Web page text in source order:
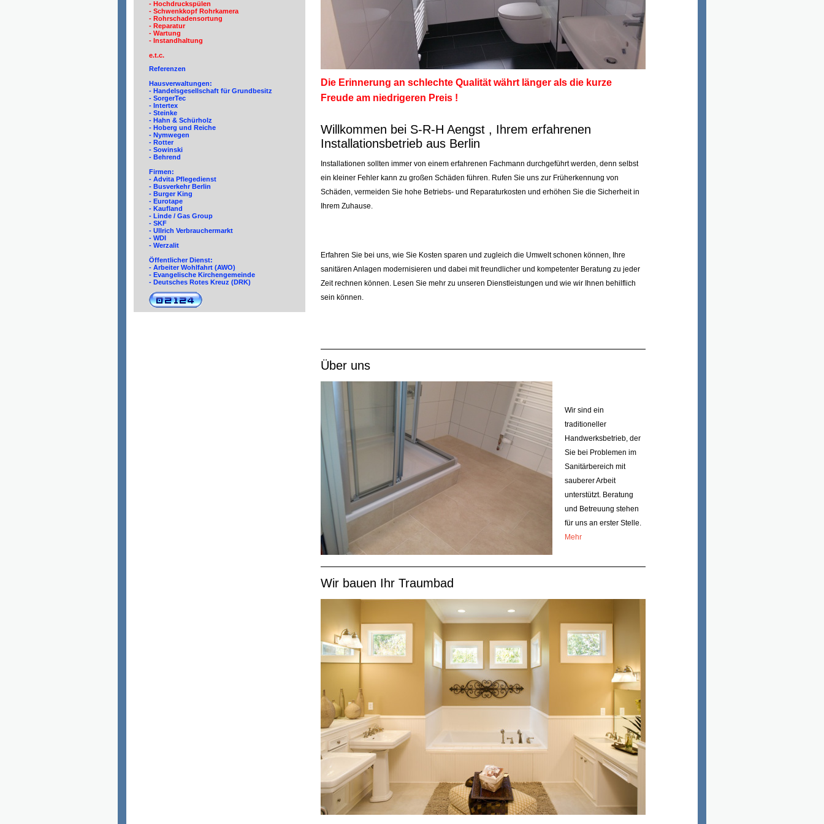
Die Erinnerung an schlechte Qualität währt länger als die kurze
Freude am niedrigeren Preis !
Willkommen bei S-R-H Aengst , Ihrem erfahrenen
Installationsbetrieb aus Berlin
Installationen sollten immer von einem erfahrenen Fachmann durchgeführt werden, denn selbst
ein kleiner Fehler kann zu großen Schäden führen. Rufen Sie uns zur Früherkennung von
Schäden, vermeiden Sie hohe Betriebs- und Reparaturkosten und erhöhen Sie die Sicherheit in
Ihrem Zuhause.
Erfahren Sie bei uns, wie Sie Kosten sparen und zugleich die Umwelt schonen können, Ihre
sanitären Anlagen modernisieren und dabei mit freundlicher und kompetenter Beratung zu jeder
Zeit rechnen können. Lesen Sie mehr zu unseren Dienstleistungen und wie wir Ihnen behilflich
sein können.
Über uns
Wir sind ein
traditioneller
Handwerksbetrieb, der
Sie bei Problemen im
Sanitärbereich mit
sauberer Arbeit
unterstützt. Beratung
und Betreuung stehen
für uns an erster Stelle.
Mehr
Wir bauen Ihr Traumbad
- Hochdruckspülen
- Schwenkkopf Rohrkamera
- Rohrschadensortung
- Reparatur
- Wartung
- Instandhaltung
e.t.c.
Referenzen
Hausverwaltungen:
- Handelsgesellschaft für Grundbesitz
- SorgerTec
- Intertex
- Steinke
- Hahn & Schürholz
- Hoberg und Reiche
- Nymwegen
- Rotter
- Sowinski
- Behrend
Firmen:
- Advita Pflegedienst
- Busverkehr Berlin
- Burger King
- Eurotape
- Kaufland
- Linde / Gas Group
- SKF
- Ullrich Verbrauchermarkt
- WDI
- Werzalit
Öffentlicher Dienst:
- Arbeiter Wohlfahrt (AWO)
- Evangelische Kirchengemeinde
- Deutsches Rotes Kreuz (DRK)